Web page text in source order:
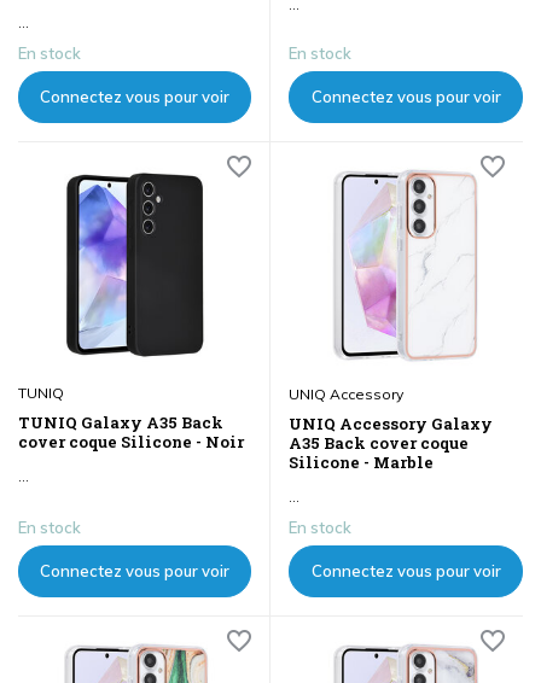
...
En stock
Connectez vous pour voir
En stock
Connectez vous pour voir
TUNIQ
TUNIQ Galaxy A35 Back
cover coque Silicone - Noir
En stock
Connectez vous pour voir
UNIQ Accessory
UNIQ Accessory Galaxy
A35 Back cover coque
Silicone - Marble
En stock
Connectez vous pour voir